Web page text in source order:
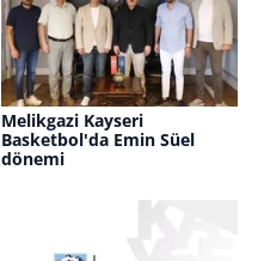
Melikgazi Kayseri
Basketbol'da Emin Süel
dönemi